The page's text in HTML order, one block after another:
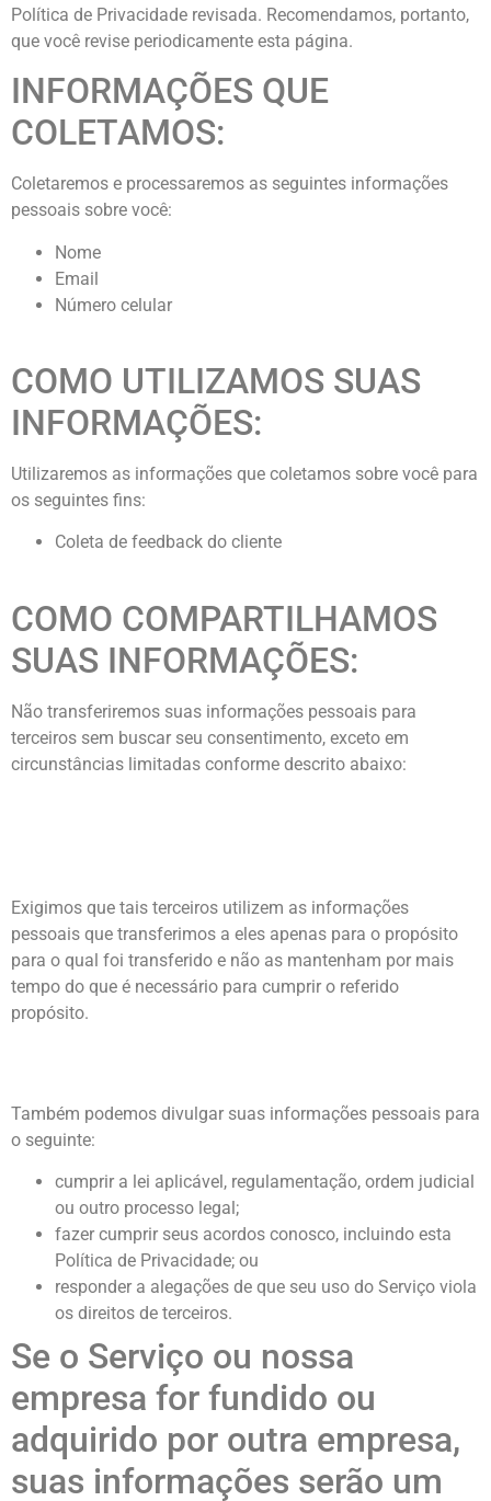
Política de Privacidade revisada. Recomendamos, portanto,
que você revise periodicamente esta página.
INFORMAÇÕES QUE
COLETAMOS:
Coletaremos e processaremos as seguintes informações
pessoais sobre você:
Nome
Email
Número celular
COMO UTILIZAMOS SUAS
INFORMAÇÕES:
Utilizaremos as informações que coletamos sobre você para
os seguintes fins:
Coleta de feedback do cliente
COMO COMPARTILHAMOS
SUAS INFORMAÇÕES:
Não transferiremos suas informações pessoais para
terceiros sem buscar seu consentimento, exceto em
circunstâncias limitadas conforme descrito abaixo:
Exigimos que tais terceiros utilizem as informações
pessoais que transferimos a eles apenas para o propósito
para o qual foi transferido e não as mantenham por mais
tempo do que é necessário para cumprir o referido
propósito.
Também podemos divulgar suas informações pessoais para
o seguinte:
cumprir a lei aplicável, regulamentação, ordem judicial
ou outro processo legal;
fazer cumprir seus acordos conosco, incluindo esta
Política de Privacidade; ou
responder a alegações de que seu uso do Serviço viola
os direitos de terceiros.
Se o Serviço ou nossa
empresa for fundido ou
adquirido por outra empresa,
suas informações serão um